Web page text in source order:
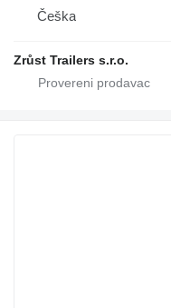
Češka
Zrůst Trailers s.r.o.